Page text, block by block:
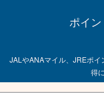
ポイ
JALやANAマイル、JREポ
得